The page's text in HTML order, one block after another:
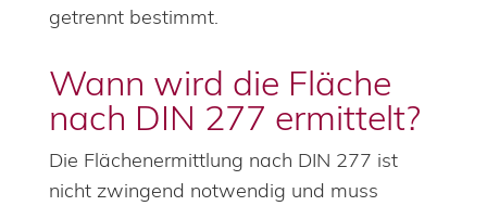
getrennt bestimmt.
Wann wird die Fläche
nach DIN 277 ermittelt?
Die Flächenermittlung nach DIN 277 ist
nicht zwingend notwendig und muss